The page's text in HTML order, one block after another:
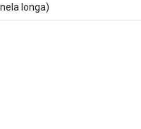
longa)